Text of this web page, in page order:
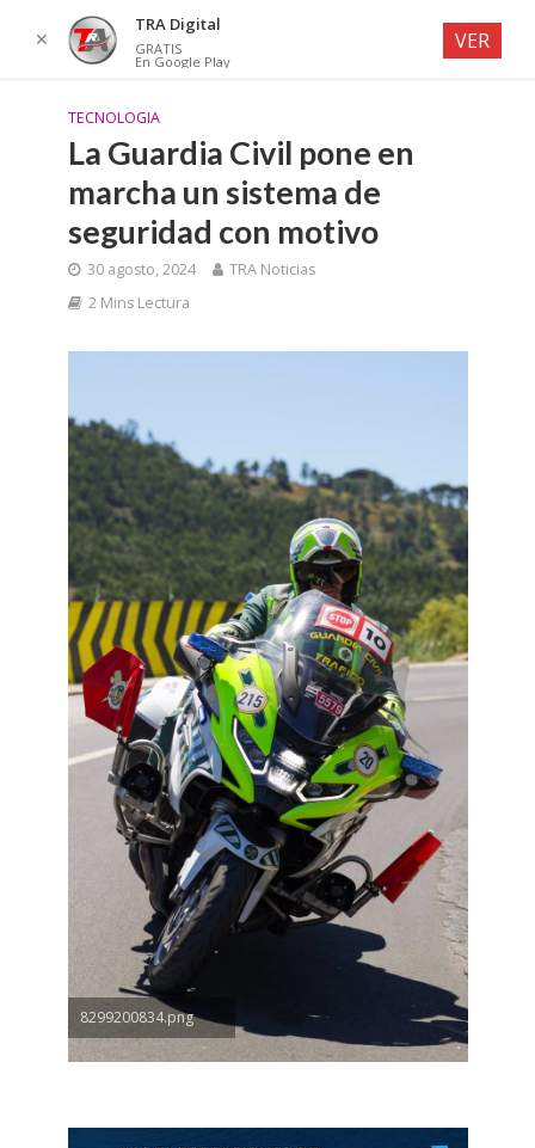
TECNOLOGIA
La Guardia Civil pone en
marcha un sistema de
seguridad con motivo
30 agosto, 2024
TRA Noticias
2 Mins Lectura
8299200834.png
✕
TRA Digital
GRATIS
En Google Play
VER